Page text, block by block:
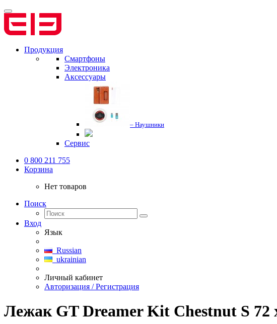
Продукция
Смартфоны
Электроника
Аксессуары
– Наушники
Сервис
0 800 211 755
Корзина
Нет товаров
Поиск
Вход
Язык
Russian
ukrainian
Личный кабинет
Авторизация / Регистрация
Лежак GT Dreamer Kit Chestnut S 72